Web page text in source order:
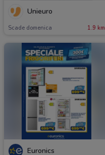
Unieuro
Scade domenica 1.9 km
Euronics